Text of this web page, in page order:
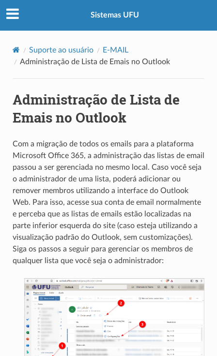
Sistemas UFU
Suporte ao usuário
E-MAIL
Administração de Lista de Emais no Outlook
Administração de Lista de
Emais no Outlook
Com a migração de todos os emails para a plataforma
Microsoft Office 365, a administração das listas de email
passou a ser gerenciada no mesmo local. Caso você seja
o administrador de uma lista, poderá adicionar ou
remover membros utilizando a interface do Outlook
Web. Para isso, acesse sua conta de email normalmente
e perceba que as listas de emails estão localizadas na
parte inferior esquerda do site (caso esteja utilizando a
visualização padrão do Outlook, sem customizações).
Siga os passos a seguir para gerenciar os membros de
qualquer lista que você seja o administrador: